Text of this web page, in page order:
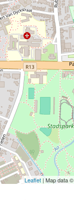
Leaflet | Map data ©